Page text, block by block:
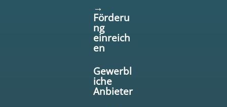
→
Förderu
ng
einreich
en
Gewerbl
iche
Anbieter